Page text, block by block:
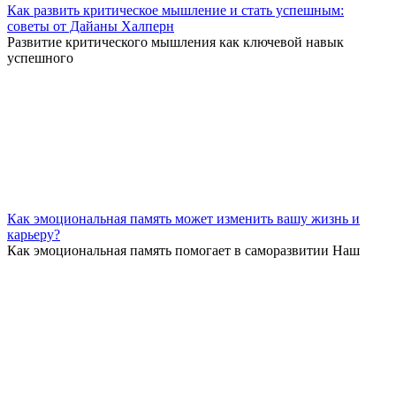
Как развить критическое мышление и стать успешным:
советы от Дайаны Халперн
Развитие критического мышления как ключевой навык
успешного
Как эмоциональная память может изменить вашу жизнь и
карьеру?
Как эмоциональная память помогает в саморазвитии Наш